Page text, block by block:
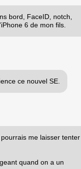
bord, FaceID, notch,
6 de mon fils.
ce nouvel SE.
me laisser tenter
quand on a un